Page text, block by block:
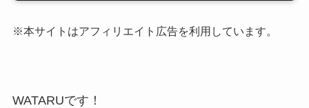
※本サイトはアフィリエイト広告を利用しています。
WATARUです！